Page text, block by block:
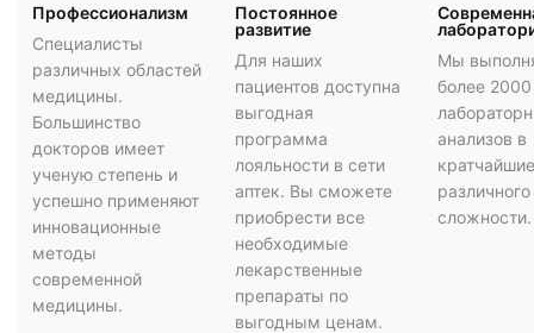
Профессионализм
Специалисты
различных областей
медицины.
Большинство
докторов имеет
ученую степень и
успешно применяют
инновационные
методы
современной
медицины.
Постоянное
развитие
Для наших
пациентов доступна
выгодная
программа
лояльности в сети
аптек. Вы сможете
приобрести все
необходимые
лекарственные
препараты по
выгодным ценам.
Мы
более
анализов в
сложности.